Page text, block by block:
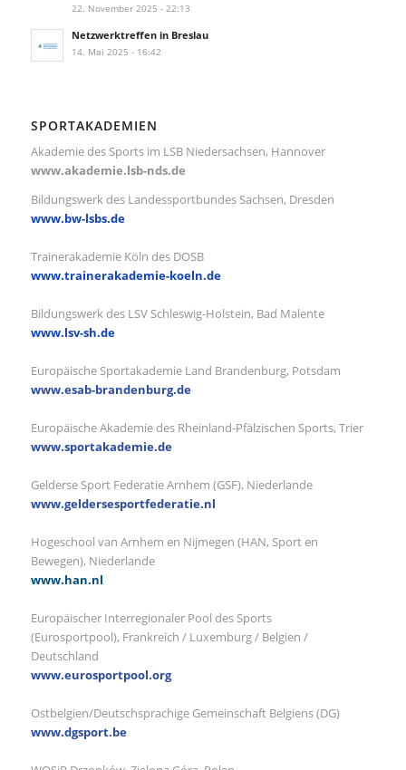
22. November 2025 - 22:13
Netzwerktreffen in Breslau
14. Mai 2025 - 16:42
SPORTAKADEMIEN
Akademie des Sports im LSB Niedersachsen, Hannover
www.akademie.lsb-nds.de
Bildungswerk des Landessportbundes Sachsen, Dresden
www.bw-lsbs.de
Trainerakademie Köln des DOSB
www.trainerakademie-koeln.de
Bildungswerk des LSV Schleswig-Holstein, Bad Malente
www.lsv-sh.de
Europäische Sportakademie Land Brandenburg, Potsdam
www.esab-brandenburg.de
Europäische Akademie des Rheinland-Pfälzischen Sports, Trier
www.sportakademie.de
Gelderse Sport Federatie Arnhem (GSF), Niederlande
www.geldersesportfederatie.nl
Hogeschool van Arnhem en Nijmegen (HAN, Sport en
Bewegen), Niederlande
www.han.nl
Europäischer Interregionaler Pool des Sports
(Eurosportpool), Frankreich / Luxemburg / Belgien /
Deutschland
www.eurosportpool.org
Ostbelgien/Deutschsprachige Gemeinschaft Belgiens (DG)
www.dgsport.be